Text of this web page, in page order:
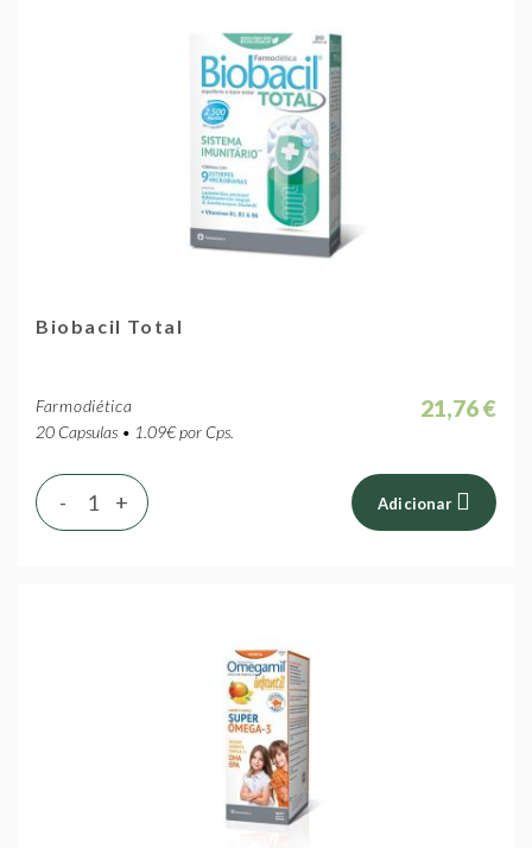
Biobacil Total
Farmodiética
20 Capsulas • 1.09€ por Cps.
21,76 €
+
- Adicionar